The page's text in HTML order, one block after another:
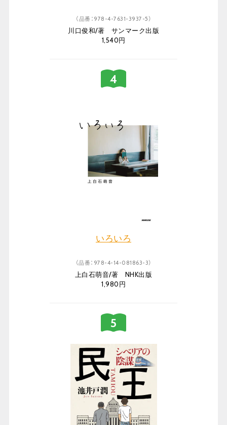
（品番：978-4-7631-3937-5）
川口俊和/著 サンマーク出版
1,540円
いろいろ
（品番：978-4-14-081863-3）
上白石萌音/著 NHK出版
1,980円